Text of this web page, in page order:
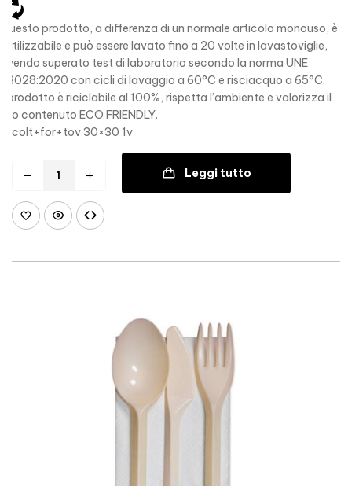
Questo prodotto, a differenza di un normale articolo monouso, è
riutilizzabile e può essere lavato fino a 20 volte in lavastoviglie,
avendo superato test di laboratorio secondo la norma UNE
53028:2020 con cicli di lavaggio a 60°C e risciacquo a 65°C.
Il prodotto è riciclabile al 100%, rispetta l’ambiente e valorizza il
suo contenuto ECO FRIENDLY.
colt+for+tov 30×30 1v
Leggi tutto